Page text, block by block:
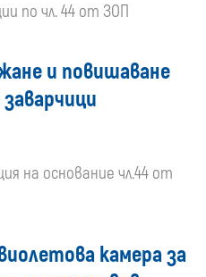
по чл. 44 от ЗОП
и повишаване
на основание чл.44 от
камера за